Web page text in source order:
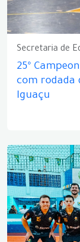
Secretaria de
25º
com rodada
Iguaçu